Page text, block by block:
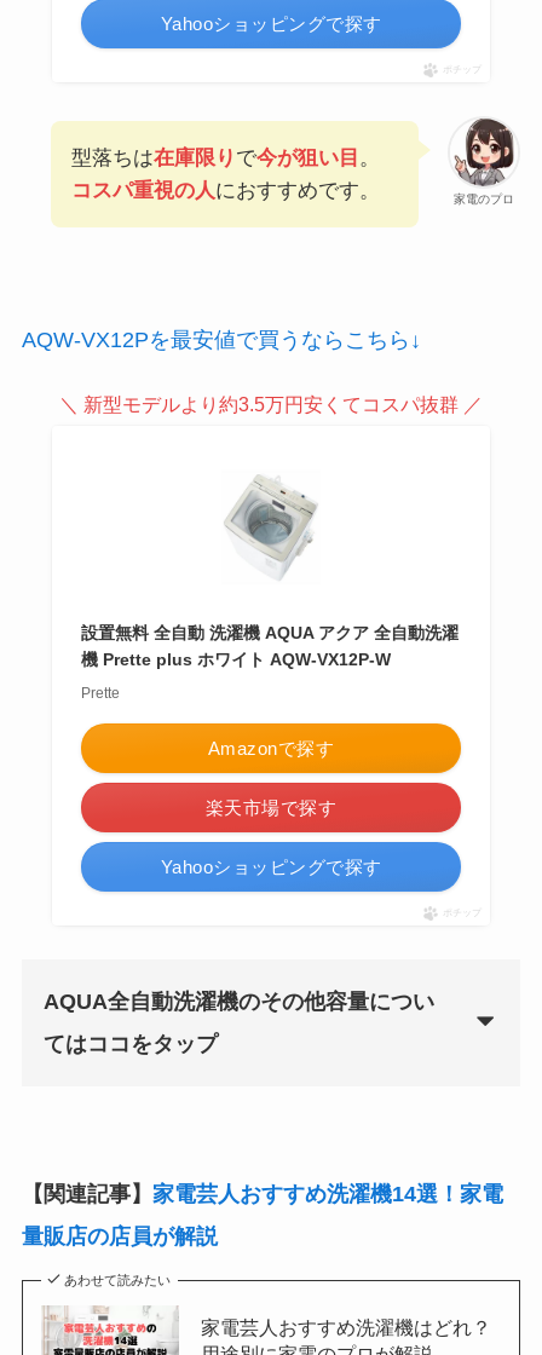
Yahooショッピングで探す
ポチップ
家電のプロ
型落ちは在庫限り で今が狙い目 。
コスパ重視の人におすすめです。
AQW-VX12Pを最安値で買うならこちら↓
＼ 新型モデルより約3.5万円安くてコスパ抜群 ／
設置無料 全自動 洗濯機 AQUA アクア 全自動洗濯
機 Prette plus ホワイト AQW-VX12P-W
Prette
Amazonで探す
楽天市場で探す
Yahooショッピングで探す
ポチップ
AQUA全自動洗濯機のその他容量につい
てはココをタップ
【関連記事】 家電芸人おすすめ洗濯機14選！家電
量販店の店員が解説
あわせて読みたい
家電芸人おすすめ洗濯機はどれ？